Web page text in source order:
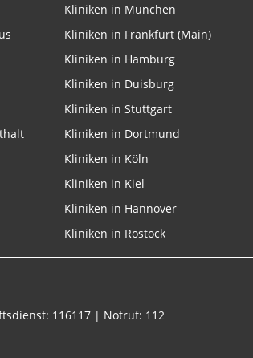
Kliniken in München
Kliniken in Frankfurt (Main)
Kliniken in Hamburg
Kliniken in Duisburg
Kliniken in Stuttgart
Kliniken in Dortmund
Kliniken in Köln
Kliniken in Kiel
Kliniken in Hannover
Kliniken in Rostock
116117 | Notruf: 112